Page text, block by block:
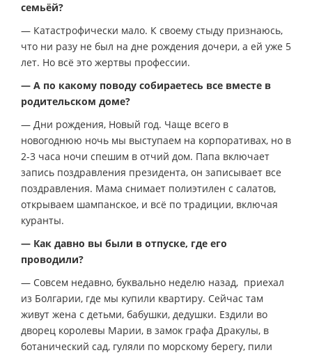
семьёй?
— Катастрофически мало. К своему стыду признаюсь,
что ни разу не был на дне рождения дочери, а ей уже 5
лет. Но всё это жертвы профессии.
— А по какому поводу собираетесь все вместе в
родительском доме?
— Дни рождения, Новый год. Чаще всего в
новогоднюю ночь мы выступаем на корпоративах, но в
2-3 часа ночи спешим в отчий дом. Папа включает
запись поздравления президента, он записывает все
поздравления. Мама снимает полиэтилен с салатов,
открываем шампанское, и всё по традиции, включая
куранты.
— Как давно вы были в отпуске, где его
проводили?
— Совсем недавно, буквально неделю назад, приехал
из Болгарии, где мы купили квартиру. Сейчас там
живут жена с детьми, бабушки, дедушки. Ездили во
дворец королевы Марии, в замок графа Дракулы, в
ботанический сад, гуляли по морскому берегу, пили